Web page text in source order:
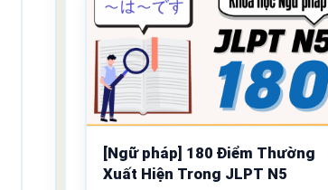
[Ngữ pháp] 180 Điểm Thường
Xuất Hiện Trong JLPT N5